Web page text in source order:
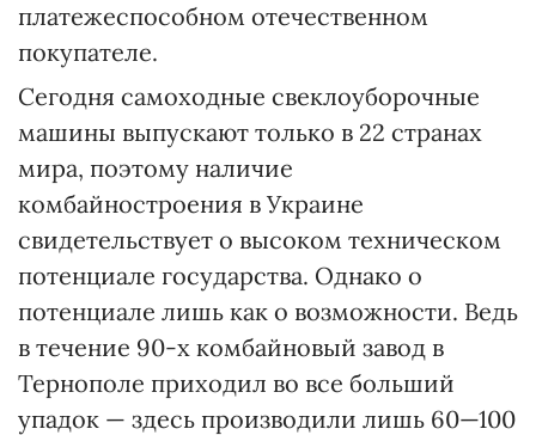
платежеспособном отечественном
покупателе.
Сегодня самоходные свеклоуборочные
машины выпускают только в 22 странах
мира, поэтому наличие
комбайностроения в Украине
свидетельствует о высоком техническом
потенциале государства. Однако о
потенциале лишь как о возможности. Ведь
в течение 90-х комбайновый завод в
Тернополе приходил во все больший
упадок — здесь производили лишь 60—100